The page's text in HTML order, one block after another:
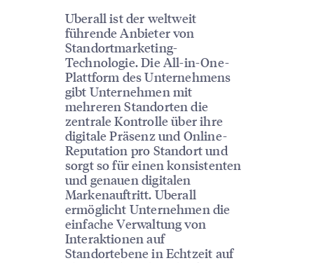
Uberall ist der weltweit
führende Anbieter von
Standortmarketing-
Technologie. Die All-in-One-
Plattform des Unternehmens
gibt Unternehmen mit
mehreren Standorten die
zentrale Kontrolle über ihre
digitale Präsenz und Online-
Reputation pro Standort und
sorgt so für einen konsistenten
und genauen digitalen
Markenauftritt. Uberall
ermöglicht Unternehmen die
einfache Verwaltung von
Interaktionen auf
Standortebene in Echtzeit auf